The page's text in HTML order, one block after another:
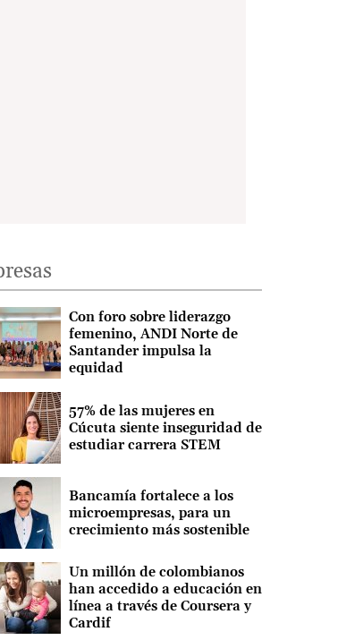
Con foro sobre liderazgo
femenino, ANDI Norte de
Santander impulsa la
equidad
57% de las mujeres en
Cúcuta siente inseguridad de
estudiar carrera STEM
Bancamía fortalece a los
microempresas, para un
crecimiento más sostenible
Un millón de colombianos
han accedido a educación en
línea a través de Coursera y
Cardif